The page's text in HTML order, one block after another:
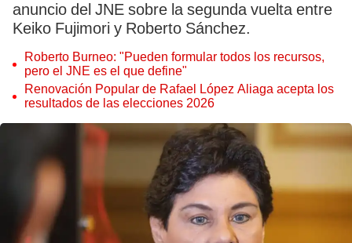
anuncio del JNE sobre la segunda vuelta entre
Keiko Fujimori y Roberto Sánchez.
Roberto Burneo: "Pueden formular todos los recursos,
pero el JNE es el que define"
Renovación Popular de Rafael López Aliaga acepta los
resultados de las elecciones 2026